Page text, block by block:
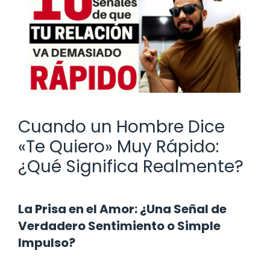
Cuando un Hombre Dice
«Te Quiero» Muy Rápido:
¿Qué Significa Realmente?
La Prisa en el Amor: ¿Una Señal de
Verdadero Sentimiento o Simple
Impulso?